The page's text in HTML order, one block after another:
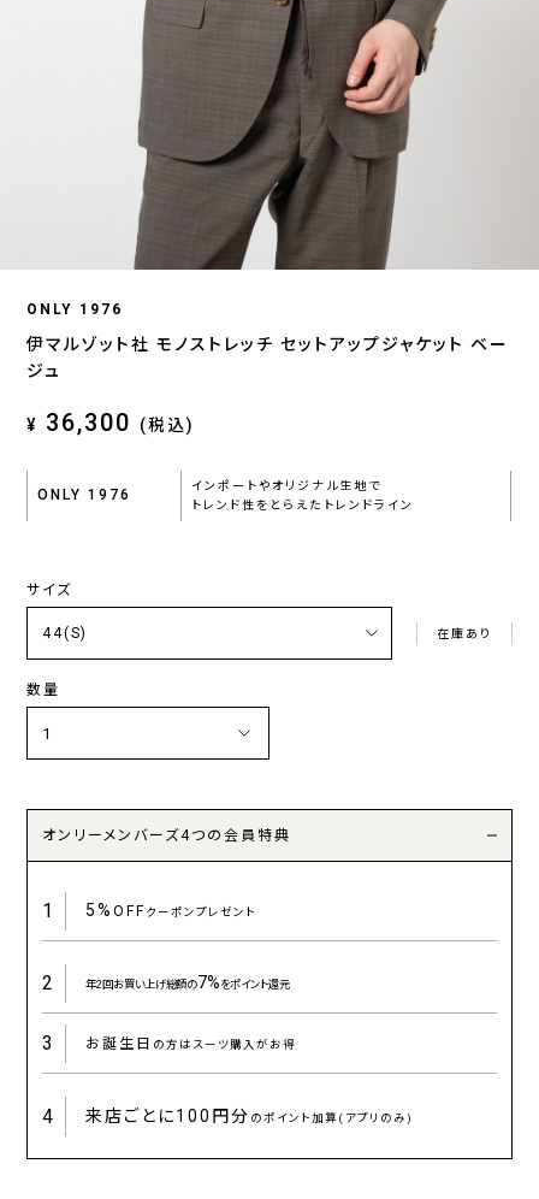
ONLY 1976
伊マルゾット社 モノストレッチ セットアップジャケット ベー
ジュ
¥ 36,300 (税込)
ONLY 1976
インポートやオリジナル生地で
トレンド性をとらえたトレンドライン
サイズ
在庫あり
数量
オンリーメンバーズ4つの会員特典
1 5%OFFクーポンプレゼント
2 年2回お買い上げ総額の7%をポイント還元
3 お誕生日 の方はスーツ購入がお得
4 来店ごとに100円分 のポイント加算(アプリのみ)